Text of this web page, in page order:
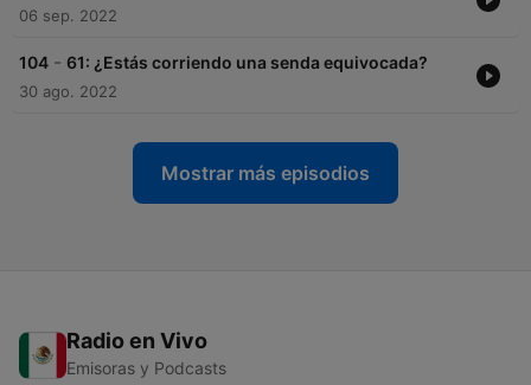
06 sep. 2022
104 - 61: ¿Estás corriendo una senda equivocada?
30 ago. 2022
Mostrar más episodios
Radio en Vivo
Emisoras y Podcasts